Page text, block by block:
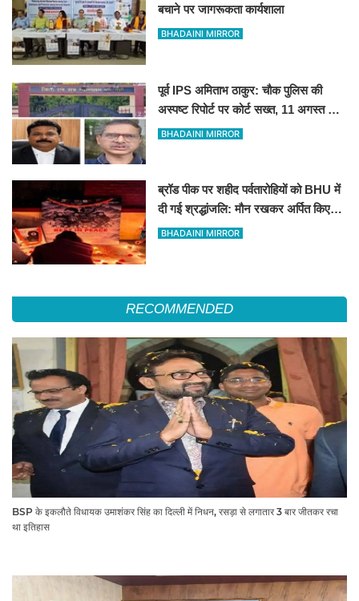
बचाने पर जागरूकता कार्यशाला
BHADAINI MIRROR
पूर्व IPS अमिताभ ठाकुर: चौक पुलिस की
अस्पष्ट रिपोर्ट पर कोर्ट सख्त, 11 अगस्त को
मांगी स्पष्ट जांच आख्या
BHADAINI MIRROR
ब्रॉड पीक पर शहीद पर्वतारोहियों को BHU में
दी गई श्रद्धांजलि: मौन रखकर अर्पित किए
पुष्प
BHADAINI MIRROR
RECOMMENDED
BSP के इकलौते विधायक उमाशंकर सिंह का दिल्ली में निधन, रसड़ा से लगातार 3 बार जीतकर रचा
था इतिहास